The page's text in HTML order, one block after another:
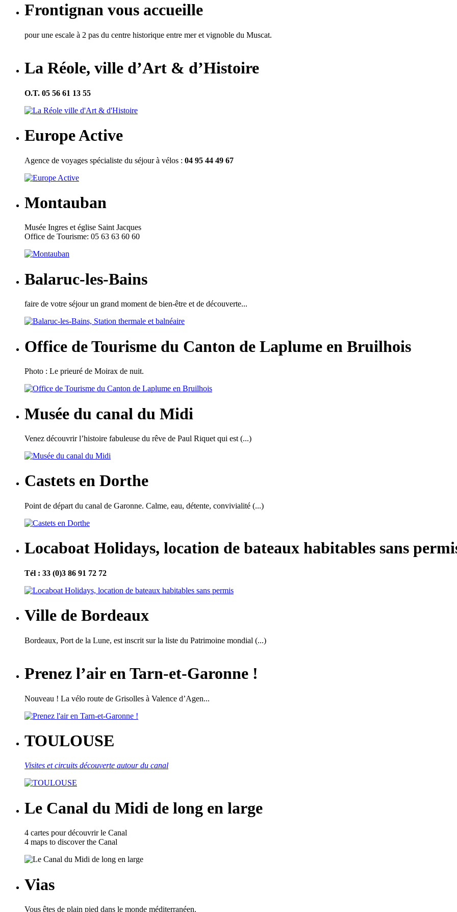
Frontignan vous accueille
pour une escale à 2 pas du centre historique entre mer et vignoble du Muscat.
La Réole, ville d’Art & d’Histoire
O.T. 05 56 61 13 55
Europe Active
Agence de voyages spécialiste du séjour à vélos : 04 95 44 49 67
Montauban
Musée Ingres et église Saint Jacques
Office de Tourisme: 05 63 63 60 60
Balaruc-les-Bains
faire de votre séjour un grand moment de bien-être et de découverte...
Office de Tourisme du Canton de Laplume en Bruilhois
Photo : Le prieuré de Moirax de nuit.
Musée du canal du Midi
Venez découvrir l’histoire fabuleuse du rêve de Paul Riquet qui est (...)
Castets en Dorthe
Point de départ du canal de Garonne. Calme, eau, détente, convivialité (...)
Locaboat Holidays, location de bateaux habitables sans
Tél : 33 (0)3 86 91 72 72
Ville de Bordeaux
Bordeaux, Port de la Lune, est inscrit sur la liste du Patrimoine mondial (...)
Prenez l’air en Tarn-et-Garonne !
Nouveau ! La vélo route de Grisolles à Valence d’Agen...
TOULOUSE
Visites et circuits découverte autour du canal
Le Canal du Midi de long en large
4 cartes pour découvrir le Canal
4 maps to discover the Canal
Vias
Vous êtes de plain pied dans le monde méditerranéen.